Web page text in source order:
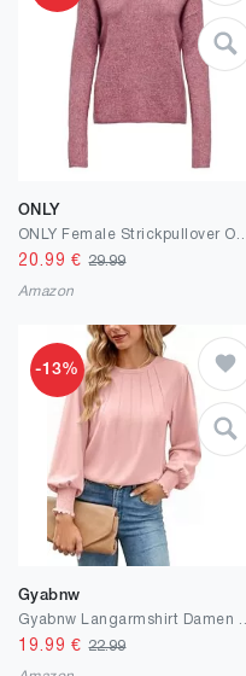
ONLY
20.99 €29.99
Amazon
-13%
Gyabnw
19.99 €22.99